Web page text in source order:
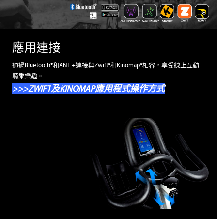
應用連接
通過Bluetooth®和ANT +連接與Zwift®和Kinomap®相容，享受線上互動
騎乘樂趣。
>>>ZWIFT及KINOMAP應用程式操作方式